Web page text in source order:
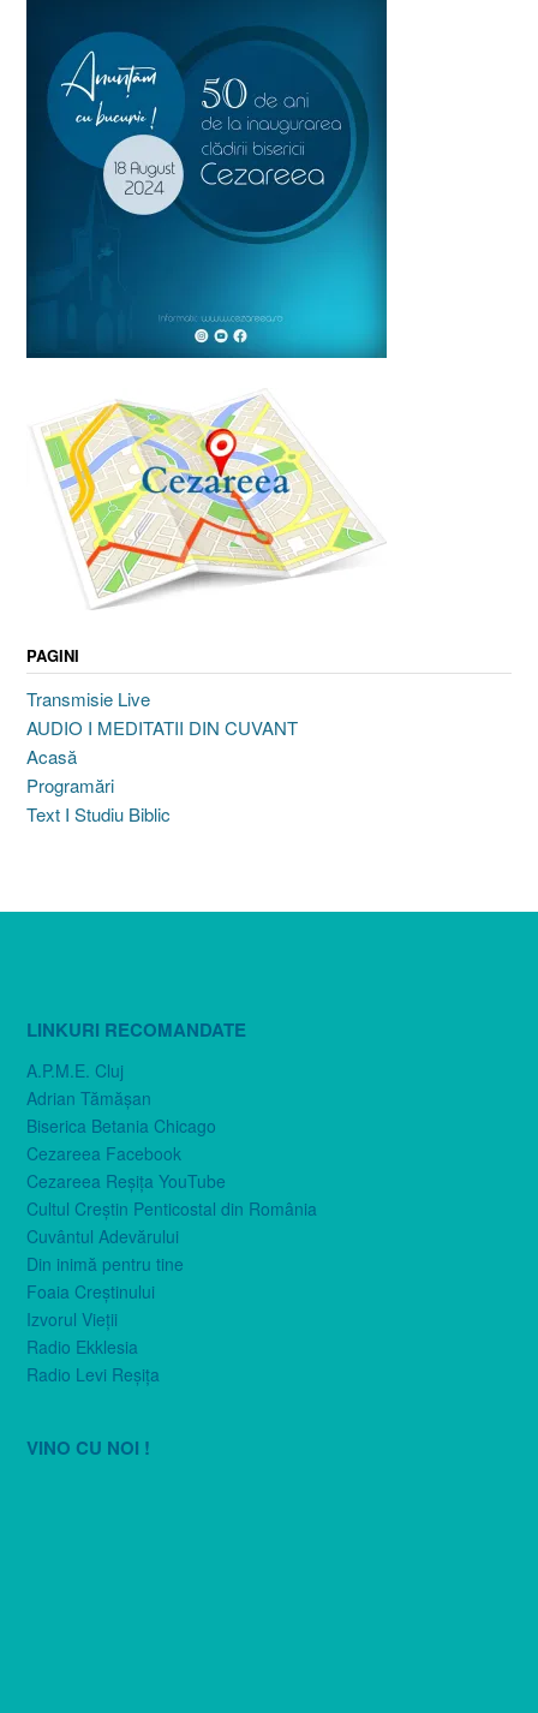
PAGINI
Transmisie Live
AUDIO I MEDITATII DIN CUVANT
Acasă
Programări
Text I Studiu Biblic
LINKURI RECOMANDATE
A.P.M.E. Cluj
Adrian Tămăşan
Biserica Betania Chicago
Cezareea Facebook
Cezareea Reşiţa YouTube
Cultul Creştin Penticostal din România
Cuvântul Adevărului
Din inimă pentru tine
Foaia Creştinului
Izvorul Vieţii
Radio Ekklesia
Radio Levi Reşiţa
VINO CU NOI !